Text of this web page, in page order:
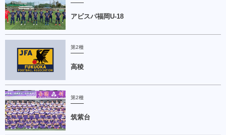
アビスパ福岡U-18
第2種
高稜
第2種
筑紫台